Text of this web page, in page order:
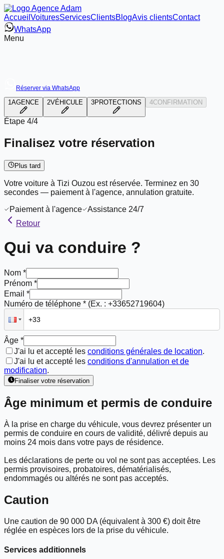
Accueil VoituresServicesClientsBlogAvis clientsContact
WhatsApp
Menu
Réserver via WhatsApp
1AGENCE 2VÉHICULE 3PROTECTIONS 4CONFIRMATION
Étape 4/4
Finalisez votre réservation
Plus tard
Votre voiture à Tizi Ouzou est réservée. Terminez en 30
secondes — paiement à l'agence, annulation gratuite.
Paiement à l'agence
Assistance 24/7
Retour
Qui va conduire ?
Nom *
Prénom *
Email *
Numéro de téléphone * (Ex. : +33652719604)
Âge *
J'ai lu et accepté les conditions générales de location.
J'ai lu et accepté les conditions d'annulation et de
modification.
Finaliser votre réservation
Âge minimum et permis de conduire
À la prise en charge du véhicule, vous devrez présenter un
permis de conduire en cours de validité, délivré depuis au
moins 24 mois dans votre pays de résidence.
Les déclarations de perte ou vol ne sont pas acceptées. Les
permis provisoires, probatoires, dématérialisés,
endommagés ou altérés ne sont pas acceptés.
Caution
Une caution de 90 000 DA (équivalent à 300 €) doit être
réglée en espèces lors de la prise du véhicule.
Services additionnels